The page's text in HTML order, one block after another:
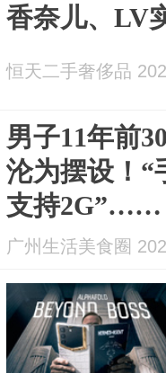
香奈儿、LV
恒天二手奢侈品
男子11年前
沦为摆设！“
支持2G”……
广州生活美食圈